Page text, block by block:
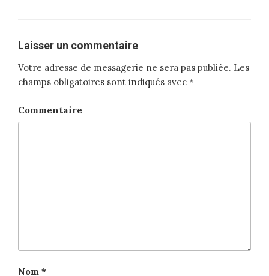
Laisser un commentaire
Votre adresse de messagerie ne sera pas publiée. Les
champs obligatoires sont indiqués avec *
Commentaire
Nom *